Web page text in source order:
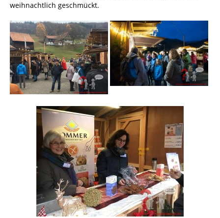
weihnachtlich geschmückt.